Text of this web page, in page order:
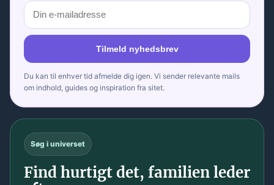
Tilmeld nyhedsbrev
Du kan til enhver tid afmelde dig igen. Vi sender relevante mails
om indhold, guides og inspiration fra sitet.
Søg i universet
Find hurtigt det, familien leder